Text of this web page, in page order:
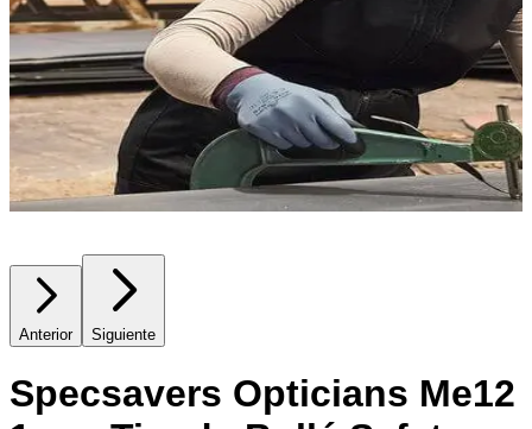
Anterior Siguiente
Specsavers Opticians Me12